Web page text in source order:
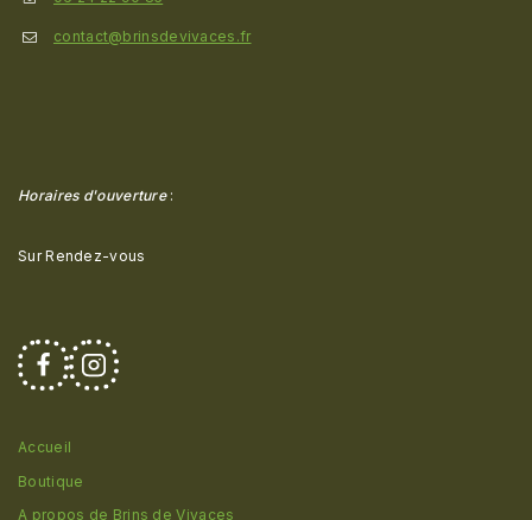
contact@brinsdevivaces.fr
Horaires d'ouverture:
Sur Rendez-vous
Accueil
Boutique
A propos de Brins de Vivaces